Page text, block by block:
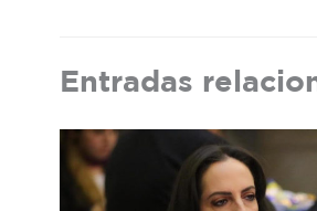
Entradas